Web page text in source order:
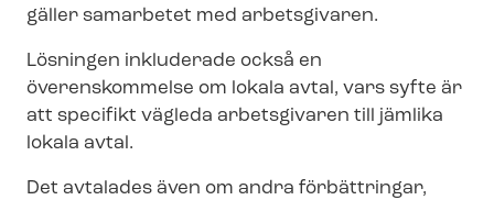
gäller samarbetet med arbetsgivaren.
Lösningen inkluderade också en
överenskommelse om lokala avtal, vars syfte är
att specifikt vägleda arbetsgivaren till jämlika
lokala avtal.
Det avtalades även om andra förbättringar,